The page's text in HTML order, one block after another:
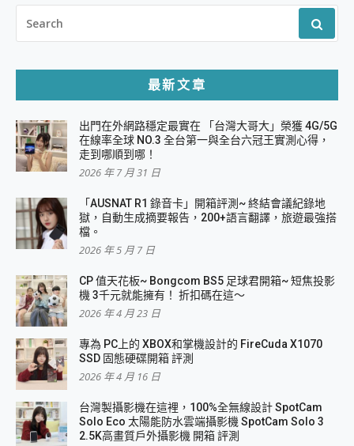
FOR:
最新文章
出門在外網路穩定最實在 「台灣大哥大」榮獲 4G/5G
在線率全球 NO.3 全台第一與全台六冠王實測心得，
走到哪順到哪！
2026 年 7 月 31 日
「AUSNAT R1 錄音卡」開箱評測~ 終結會議紀錄地
獄，自動生成摘要報告，200+語言翻譯，旅遊最強搭
檔。
2026 年 5 月 7 日
CP 值天花板~ Bongcom BS5 足球君開箱~ 短焦投影
機 3千元就能擁有！ 折扣碼在這～
2026 年 4 月 23 日
專為 PC上的 XBOX和掌機設計的 FireCuda X1070
SSD 固態硬碟開箱 評測
2026 年 4 月 16 日
台灣製攝影機在這裡，100%全無線設計 SpotCam
Solo Eco 太陽能防水雲端攝影機 SpotCam Solo 3
2.5K高畫質戶外攝影機 開箱 評測